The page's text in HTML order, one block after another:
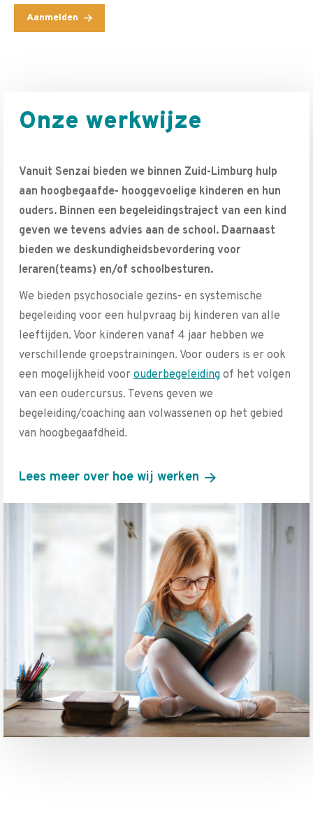
Aanmelden
Onze werkwijze
Vanuit Senzai bieden we binnen Zuid-Limburg hulp
aan hoogbegaafde- hooggevoelige kinderen en hun
ouders. Binnen een begeleidingstraject van een kind
geven we tevens advies aan de school. Daarnaast
bieden we deskundigheidsbevordering voor
leraren(teams) en/of schoolbesturen.
We bieden psychosociale gezins- en systemische
begeleiding voor een hulpvraag bij kinderen van alle
leeftijden. Voor kinderen vanaf 4 jaar hebben we
verschillende groepstrainingen. Voor ouders is er ook
een mogelijkheid voor ouderbegeleidingof het volgen
van een oudercursus. Tevens geven we
begeleiding/coaching aan volwassenen op het gebied
van hoogbegaafdheid.
Lees meer over hoe wij werken